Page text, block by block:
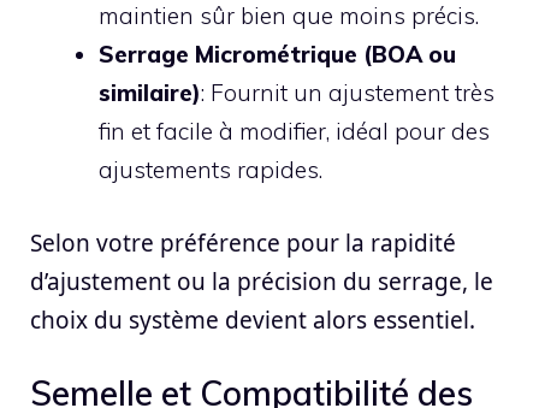
maintien sûr bien que moins précis.
Serrage Micrométrique (BOA ou
similaire): Fournit un ajustement très
fin et facile à modifier, idéal pour des
ajustements rapides.
Selon votre préférence pour la rapidité
d’ajustement ou la précision du serrage, le
choix du système devient alors essentiel.
Semelle et Compatibilité des